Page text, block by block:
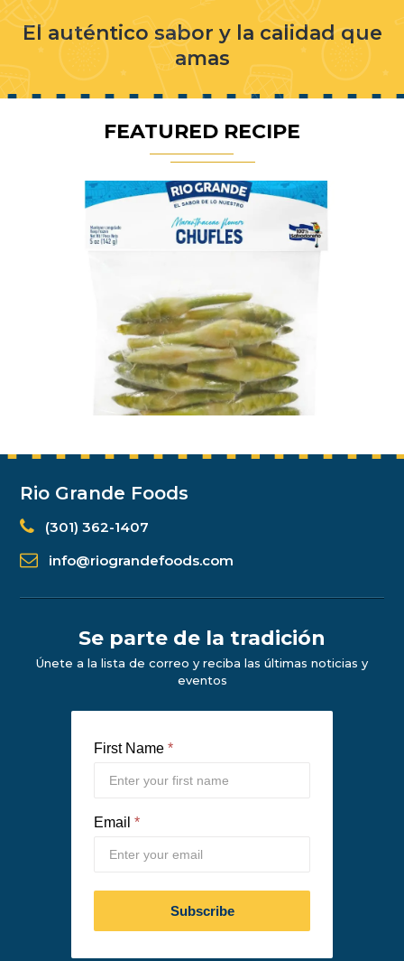
El auténtico sabor y la calidad que
amas
FEATURED RECIPE
Rio Grande Foods
(301) 362-1407
info@riograndefoods.com
Se parte de la tradición
Únete a la lista de correo y reciba las últimas noticias y
eventos